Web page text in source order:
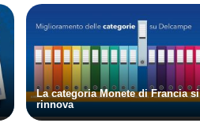
La categoria Monete di Francia si
rinnova